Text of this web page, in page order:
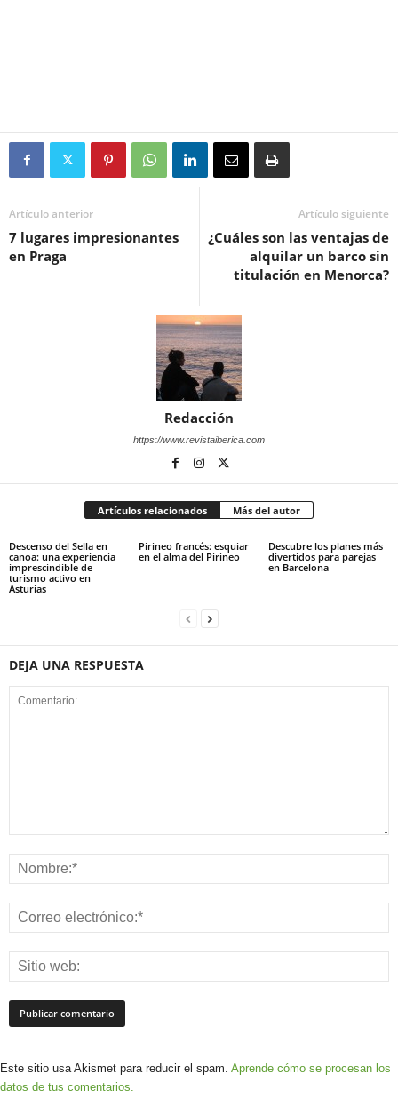
Artículo anterior
7 lugares impresionantes
en Praga
Artículo siguiente
¿Cuáles son las ventajas de
alquilar un barco sin
titulación en Menorca?
Redacción
https://www.revistaiberica.com
Artículos relacionados Más del autor
Descenso del Sella en
canoa: una experiencia
imprescindible de
turismo activo en
Asturias
Pirineo francés: esquiar
en el alma del Pirineo
Descubre los planes más
divertidos para parejas
en Barcelona
DEJA UNA RESPUESTA
Este sitio usa Akismet para reducir el spam. Aprende cómo se procesan los
datos de tus comentarios.